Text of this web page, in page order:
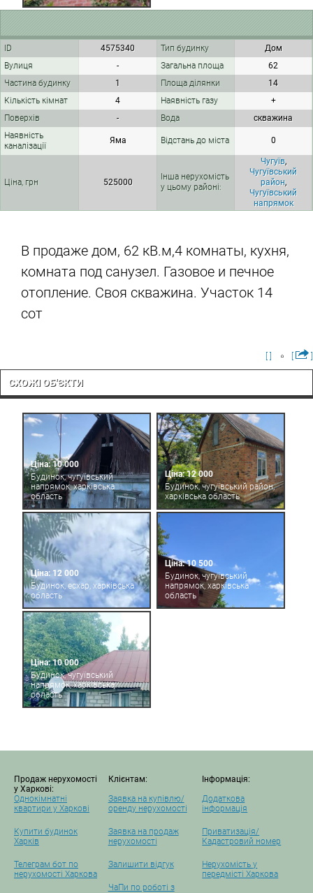
ID 4575340 Тип будинку
Дом
Вулиця
- Загальна площа
62
Частина будинку
1 Площа ділянки
14
Кількість кімнат
4 Наявність газу
+
Поверхів
- Вода
скважина
Наявність
каналізації
Яма Відстань до міста 0
Ціна, грн 525000
Інша нерухомість
у цьому районі:
Чугуїв,
Чугуївський
район,
Чугуївський
напрямок
В продаже дом, 62 кВ.м,4 комнаты, кухня,
комната под санузел. Газовое и печное
отопление. Своя скважина. Участок 14
сот
СХОЖІ ОБ'ЄКТИ
Ціна: 10 000
Будинок, чугуївський
напрямок, харківська
область
Ціна: 12 000
Будинок, чугуївський район,
харківська область
Ціна: 12 000
Будинок, есхар, харківська
область
Ціна: 10 500
Будинок, чугуївський
напрямок, харківська
область
Ціна: 10 000
Будинок, чугуївський
напрямок, харківська
область
Продаж нерухомості
у Харкові:
Однокімнатні
квартири у Харкові
Купити будинок
Харків
Телеграм бот по
нерухомості Харкова
Клієнтам:
Заявка на купівлю/
оренду нерухомості
Заявка на продаж
нерухомості
Залишити відгук
ЧаПи по роботі з
Інформація:
Додаткова
інформація
Приватизація/
Кадастровий номер
Нерухомість у
передмісті Харкова